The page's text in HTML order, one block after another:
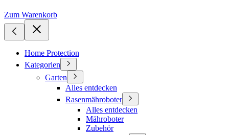
Zum Warenkorb
Home Protection
Kategorien
Garten
Alles entdecken
Rasenmähroboter
Alles entdecken
Mähroboter
Zubehör